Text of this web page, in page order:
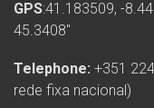
GPS:41.183509, -
45.3408″
Telephone: +351
rede fixa nacional)